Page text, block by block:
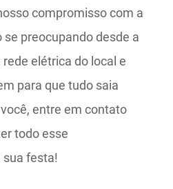
compromisso com a
preocupando desde a
elétrica do local e
para que tudo saia
entre em contato
todo esse
festa!